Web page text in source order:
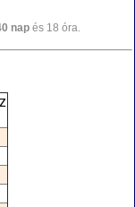
nap és 18 óra.